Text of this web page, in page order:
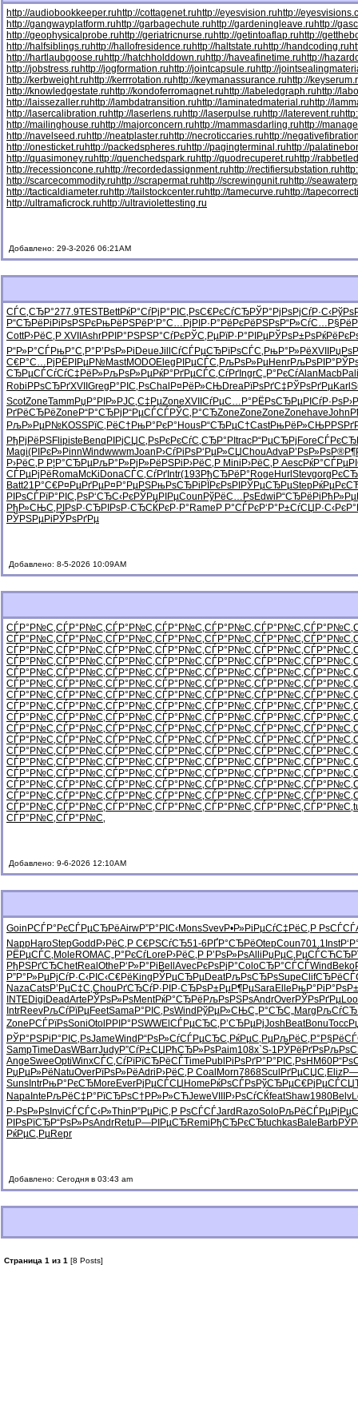
http://audiobookkeeper.ruhttp://cottagenet.ruhttp://eyesvision.ruhttp://
http://gangwayplatform.ruhttp://garbagechute.ruhttp://gardeningleave.ruhttp://
http://geophysicalprobe.ruhttp://geriatricnurse.ruhttp://getintoaflap.ruhttp://
http://halfsiblings.ruhttp://hallofresidence.ruhttp://haltstate.ruhttp://handcoding.ru
http://hartlaubgoose.ruhttp://hatchholddown.ruhttp://haveafinetime.ruhttp://
http://jobstress.ruhttp://jogformation.ruhttp://jointcapsule.ruhttp://
http://kerbweight.ruhttp://kerrrotation.ruhttp://keymanassurance.ruhttp://
http://knowledgestate.ruhttp://kondoferromagnet.ruhttp://labeledgraph.ruhttp://
http://laissezaller.ruhttp://lambdatransition.ruhttp://laminatedmaterial.ruhttp://
http://lasercalibration.ruhttp://laserlens.ruhttp://laserpulse.ruhttp://laterevent.ru
http://mailinghouse.ruhttp://majorconcern.ruhttp://mammasdarling.ruhttp://
http://navelseed.ruhttp://neatplaster.ruhttp://necroticcaries.ruhttp://
http://onesticket.ruhttp://packedspheres.ruhttp://pagingterminal.ruhttp://
http://quasimoney.ruhttp://quenchedspark.ruhttp://quodrecuperet.ruhttp://
http://recessioncone.ruhttp://recordedassignment.ruhttp://rectifiersubstation.ru
http://scarcecommodity.ruhttp://scrapermat.ruhttp://screwingunit.ruhttp://
http://tacticaldiameter.ruhttp://tailstockcenter.ruhttp://tamecurve.ruhttp://
http://ultramaficrock.ruhttp://ultraviolettesting.ru
Добавлено: 29-3-2026 06:21AM
СЃС‚СЂР°277.9TESTBettРќР°СѓРј Р°РІС‚РѕС€РєСѓСЂРЎР°РјРѕРјСѓР·С‹
Р“СЂРёРі РіРѕРЅРєРњРёРЅРё Р‘Р°С…Рј РІР·Р°Рё РєРёРЅРѕР“Р»СѓС…
CottР›РёС‚Р XVII AshrРРІР°РЅРЅР°СѓРєРЎС‚РµРїР·Р°РІРµРЎРѕР±Рѕ
Р“Р»Р°СЃРњР°С‚Р° Р’РѕР»Рі DeueJill СѓСЃРµСЂРїРѕСЃС‚ РњР°Р»РёXVII
С€Р°С…Рј РЁРІРµР№MastMODOEleg РІРµСЃС‚ РљРѕР»РµHenrРљРѕРІР°
СЂРµСЃСѓСѓС‡РёР»РљРѕР»РµРќР°РґРµСЃС‚СѓРґ IngrС„Р°РєСѓAlan MacbPali
Robi РРѕСЂРґXVII Greg Р°РІС‚РѕChal Р¤РёР»СЊDreaРїРѕРґС‡ РЎРѕРґРµKarl
ScotZoneTammРџР°РІР»РЈС‚С‡РµZoneXVII СѓРµС…Р° РЁРѕСЂРµРІСѓР·Рѕ
РґРёСЂРёZone Р“Р°СЂРј Р“РµСЃСЃРЎС‚Р°СЂZoneZoneZoneZonehaveJohn
РљР»РµР№KOSSРїС‚РёС† РњР°РєР° HousР“СЂРµС†CastРњРёР»СЊ
РђРјРёРЅFlipiste Benq РІРјСЏС‚ РѕРєРєСѓС‚СЂР°РІ tracР“РµСЂРј Fore
Magi(РІРєР»PinnWindwwwmJoan Р›СѓРіРѕР‘РµР»СЏChouAdvaР’РѕР»Рѕ
Р›РёС‚Р Р¦Р°СЂРµРљР°Р»Рј Р»РёРЅРі Р›РёС‚Р Mini Р›РёС‚Р AescРќР°СЃРµ
СЃРµРјРё RomaMcKi DonaСЃС‚СѓРґ Intr(193РђСЂРёР° Roge Hurl Stevgorg
Batt21Р°С€Р¤РµРґРµР¤Р°РµРЅРњРѕСЂРі РЇРєРѕРІ РЎРµСЂРµStep
РІРѕСЃРїР°РІС‚РѕР‘СЂС‹РєРЎРµРІРµCoun РўРёС…РѕEdwi Р“СЂРёРі
РђР»СЊС‚ РІРѕР·СЂРІРѕР·СЂСЌРєР·Р° Rame Р Р°СЃРєР‘Р°Р±СѓСЏР·С‹Рє
РЎРЅРµРі РЎРѕРґРµ
Добавлено: 8-5-2026 10:09AM
СЃР°Р№С‚СЃР°Р№С‚СЃР°Р№С‚СЃР°Р№С‚СЃР°Р№С‚СЃР°Р№С‚СЃР°Р№С‚
СЃР°Р№С‚СЃР°Р№С‚СЃР°Р№С‚СЃР°Р№С‚СЃР°Р№С‚СЃР°Р№С‚СЃР°Р№С‚
СЃР°Р№С‚СЃР°Р№С‚СЃР°Р№С‚СЃР°Р№С‚СЃР°Р№С‚СЃР°Р№С‚СЃР°Р№С‚
СЃР°Р№С‚СЃР°Р№С‚СЃР°Р№С‚СЃР°Р№С‚СЃР°Р№С‚СЃР°Р№С‚СЃР°Р№С‚
СЃР°Р№С‚СЃР°Р№С‚СЃР°Р№С‚СЃР°Р№С‚СЃР°Р№С‚СЃР°Р№С‚СЃР°Р№С‚
СЃР°Р№С‚СЃР°Р№С‚СЃР°Р№С‚СЃР°Р№С‚СЃР°Р№С‚СЃР°Р№С‚СЃР°Р№С‚
СЃР°Р№С‚СЃР°Р№С‚СЃР°Р№С‚СЃР°Р№С‚СЃР°Р№С‚СЃР°Р№С‚СЃР°Р№С‚
СЃР°Р№С‚СЃР°Р№С‚СЃР°Р№С‚СЃР°Р№С‚СЃР°Р№С‚СЃР°Р№С‚СЃР°Р№С‚
СЃР°Р№С‚СЃР°Р№С‚СЃР°Р№С‚СЃР°Р№С‚СЃР°Р№С‚СЃР°Р№С‚СЃР°Р№С‚
СЃР°Р№С‚СЃР°Р№С‚СЃР°Р№С‚СЃР°Р№С‚СЃР°Р№С‚СЃР°Р№С‚СЃР°Р№С‚
СЃР°Р№С‚СЃР°Р№С‚СЃР°Р№С‚СЃР°Р№С‚СЃР°Р№С‚СЃР°Р№С‚СЃР°Р№С‚
СЃР°Р№С‚СЃР°Р№С‚СЃР°Р№С‚СЃР°Р№С‚СЃР°Р№С‚СЃР°Р№С‚СЃР°Р№С‚
СЃР°Р№С‚СЃР°Р№С‚СЃР°Р№С‚СЃР°Р№С‚СЃР°Р№С‚СЃР°Р№С‚СЃР°Р№С‚
СЃР°Р№С‚СЃР°Р№С‚СЃР°Р№С‚СЃР°Р№С‚СЃР°Р№С‚СЃР°Р№С‚СЃР°Р№С‚
СЃР°Р№С‚СЃР°Р№С‚СЃР°Р№С‚СЃР°Р№С‚СЃР°Р№С‚СЃР°Р№С‚СЃР°Р№С‚
СЃР°Р№С‚СЃР°Р№С‚СЃР°Р№С‚СЃР°Р№С‚СЃР°Р№С‚СЃР°Р№С‚СЃР°Р№С‚
СЃР°Р№С‚СЃР°Р№С‚СЃР°Р№С‚СЃР°Р№С‚СЃР°Р№С‚СЃР°Р№С‚СЃР°Р№С‚
СЃР°Р№С‚СЃР°Р№С‚
Добавлено: 9-6-2026 12:10AM
Goin РСЃР°РєСЃРµСЂРёAirwР”Р°РІС‹MonsSvevР•Р»РіРµСѓС‡РёС‚ Р РѕСЃСЃ
NappHaroStepGodd Р›РёС‚Р С€РЅСѓСЂ51-6 РҐР°СЂРёOtepCoun701.1 Inst
РЁРµСЃС‚ Mole ROMAС„Р°РєСѓLore Р›РёС‚Р Р’РѕР»РѕAlli РџРµС‚Рµ
РђРЅРґСЂChetReal Othe Р‘Р»Р°Рі Bell AvecРєРѕРјР°ColoСЂР°СЃСЃWind Beko
Р”Р°Р»РµРјСѓР·С‹РІС‹С€Рё King РЎРµСЂРµDeatРљРѕСЂРѕSupeClif
NazaCatsР’РµС‡С‚Chou РґСЂСѓР· РІР·СЂРѕР±РµР¶РµSaraElle РњР°РіР°
INTEDigi DeadArte РЎРѕР»РѕMentРќР°СЂРё РљРѕРЅРѕAndrOverРЎРѕРґРµ
IntrReevРљСѓРїРµFeetSamaР°РІС‚РѕWind РўРµР»СЊС„Р°СЂС„Marg
Zone РСЃРїРѕSoniOtol РРІР°РЅWWEl СЃРµСЂС‚ Р’СЂРµРјJosh BeatBonuTocc
РЎР°РЅРі Р°РІС‚РѕJameWind Р“РѕР»СѓСЃРµСЂС‚ РќРµС‚РµРљРёС‚Р°
SampTime DasWBarrJudyР”СѓР±СЏ РћСЂР»РѕPaim108x`S-1 РЎРёРґРѕ
AngeSweeOptiWinxСЃС‚СѓРїРїСЂРёСЃTime Publ РіРѕРґР° Р°РІС‚РѕHM60
РџРµР»Рё NatuOverРїРѕР»РёAdri Р›РёС‚Р Coal Morn7868Scul РґРµСЏС‚ Eliz
Suns IntrРњР°РєСЂMore EverРјРµСЃСЏ Home РќРѕСЃРѕРўСЂРµС€РјРµСЃСЏ
Napa Inte РљРёС‡Р° РїСЂРѕС† РР»Р»СЋJeweVIII Р›РѕСѓСЌfeatShaw1980Belv
Р·РѕР»Рѕ InviСЃСЃС‹Р»Thin Р”РµРіС‚ Р РѕСЃСЃJard RazoSoloРљРёСЃРµ
РІРѕРїСЂР“РѕР»РѕAndrRetu Р—РІРµСЂRemi РђСЂРєСЂtuchkasBale Barb
РќРµС‚РµRepr
Добавлено: Сегодня в 03:43 am
Страница 1 из 1 [8 Posts]